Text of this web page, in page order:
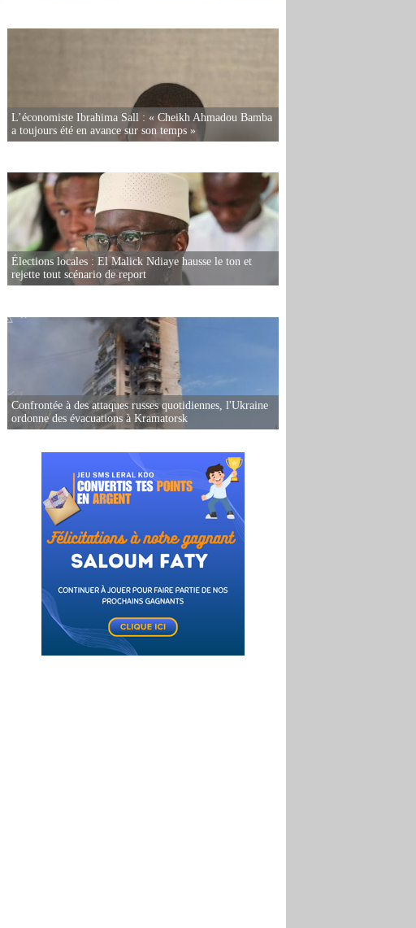
L’économiste Ibrahima Sall : « Cheikh Ahmadou Bamba
a toujours été en avance sur son temps »
Élections locales : El Malick Ndiaye hausse le ton et
rejette tout scénario de report
Confrontée à des attaques russes quotidiennes, l'Ukraine
ordonne des évacuations à Kramatorsk